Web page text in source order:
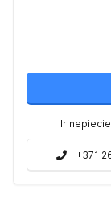
Ir
+371